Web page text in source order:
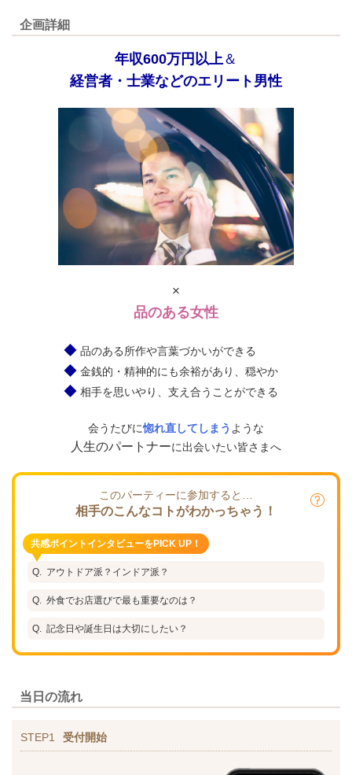
企画詳細
年収600万円以上＆
経営者・士業などのエリート男性
×
品のある女性
◆品のある所作や言葉づかいができる
◆金銭的・精神的にも余裕があり、穏やか
◆相手を思いやり、支え合うことができる
会うたびに惚れ直してしまう ような
人生のパートナーに出会いたい皆さまへ
このパーティーに参加すると…
相手のこんなコトがわかっちゃう！
共感ポイントインタビューをPICK UP！
アウトドア派？インドア派？
外食でお店選びで最も重要なのは？
記念日や誕生日は大切にしたい？
当日の流れ
STEP1 受付開始